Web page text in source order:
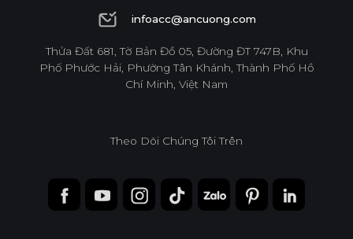
Độ dày(mm)
1900 6944
infoacc@ancuong.com
infoacc@ancuong.com
Thửa Đất 681, Tờ Bản Đồ 05, Đường ĐT 747B, Khu
Phố Phước Hải, Phường Tân Khánh, Thành Phố Hồ
Chí Minh, Việt Nam
Theo Dõi Chúng Tôi Trên